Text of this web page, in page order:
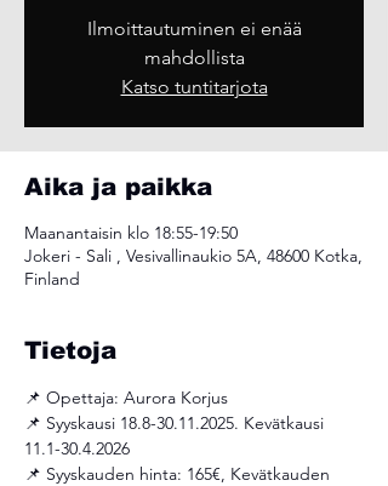
Ilmoittautuminen ei enää
mahdollista
Katso tuntitarjota
Aika ja paikka
Maanantaisin klo 18:55-19:50
Jokeri - Sali , Vesivallinaukio 5A, 48600 Kotka,
Finland
Tietoja
📌 Opettaja: Aurora Korjus
📌 Syyskausi 18.8-30.11.2025. Kevätkausi
11.1-30.4.2026
📌 Syyskauden hinta: 165€, Kevätkauden